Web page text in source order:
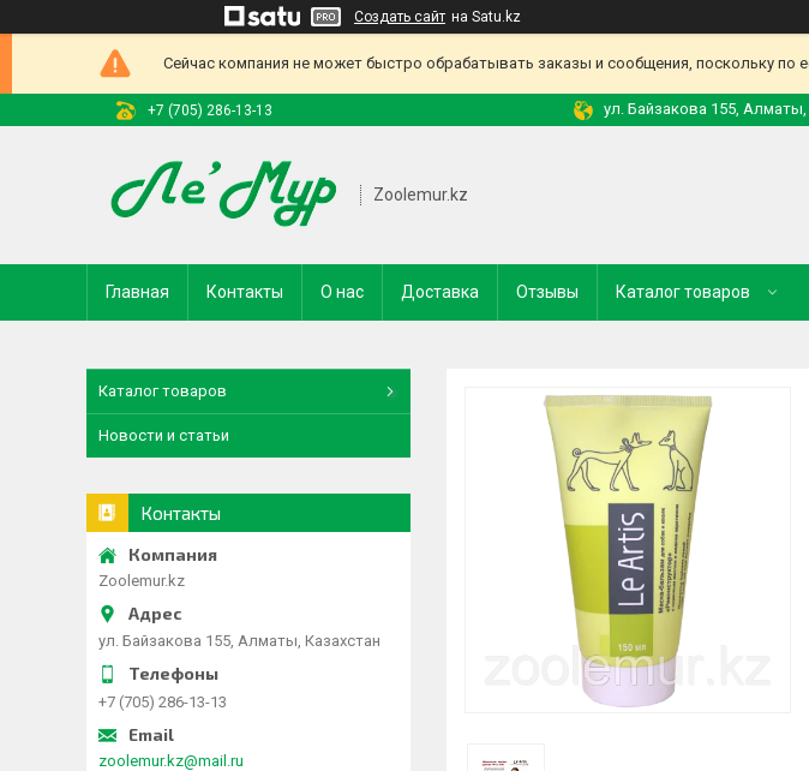
Создать сайт на Satu.kz
Сейчас компания не может быстро обрабатывать заказы и сообщения, поскольку
+7 (705) 286-13-13 ул. Байзакова 155, Алматы,
Zoolemur.kz
Главная Контакты О нас Доставка Отзывы Каталог товаров
Каталог товаров
Новости и статьи
Контакты
Zoolemur.kz
ул. Байзакова 155, Алматы, Казахстан
+7 (705) 286-13-13
zoolemur.kz@mail.ru